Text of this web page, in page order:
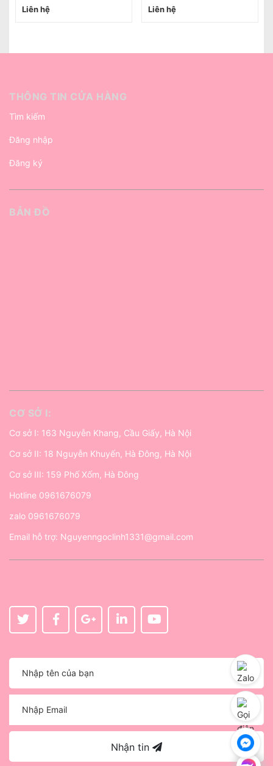
Liên hệ
Liên hệ
THÔNG TIN CỬA HÀNG
Tìm kiếm
Đăng nhập
Đăng ký
BẢN ĐỒ
CƠ SỞ I:
Cơ sở I: 163 Nguyễn Khang, Cầu Giấy, Hà Nội
Cơ sở II: 18 Nguyễn Khuyến, Hà Đông, Hà Nội
Cơ sở III: 159 Phố Xốm, Hà Đông
Hotline 0961676079
zalo 0961676079
Email hỗ trợ: Nguyenngoclinh1331@gmail.com
Nhận tin